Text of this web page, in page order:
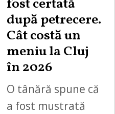
fost certată
după petrecere.
Cât costă un
meniu la Cluj
în 2026
O tânără spune că
a fost mustrată